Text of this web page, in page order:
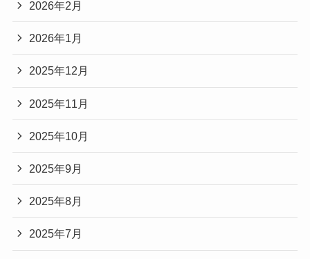
2026年2月
2026年1月
2025年12月
2025年11月
2025年10月
2025年9月
2025年8月
2025年7月